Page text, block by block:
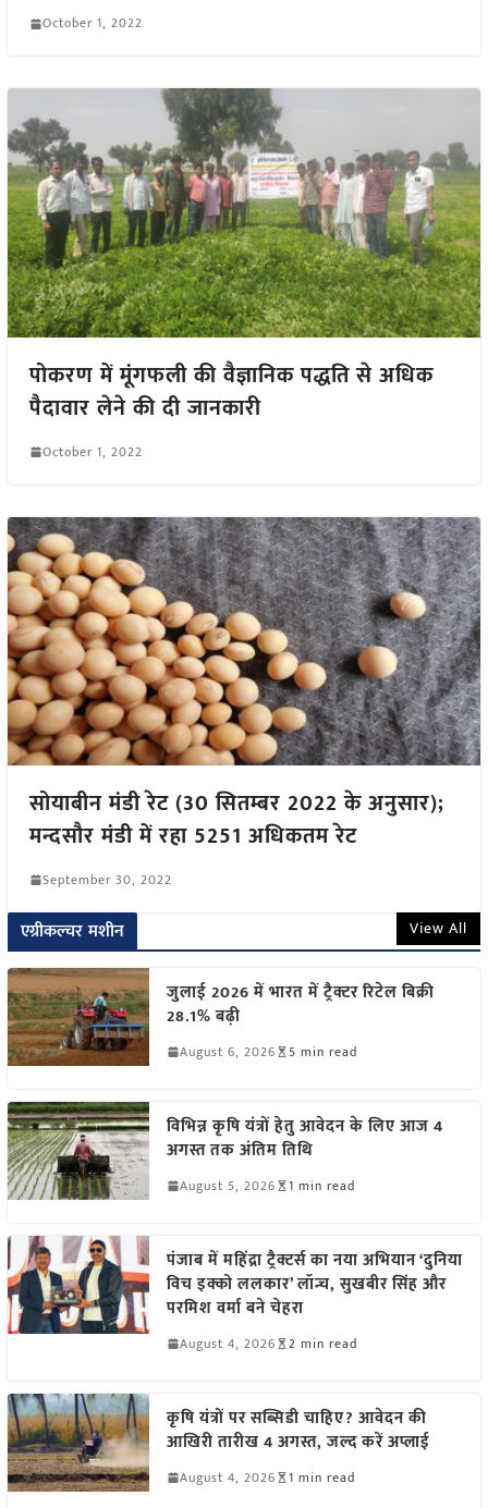
October 1, 2022
पोकरण में मूंगफली की वैज्ञानिक पद्धति से अधिक
पैदावार लेने की दी जानकारी
October 1, 2022
सोयाबीन मंडी रेट (30 सितम्बर 2022 के अनुसार);
मन्दसौर मंडी में रहा 5251 अधिकतम रेट
September 30, 2022
एग्रीकल्चर मशीन View All
जुलाई 2026 में भारत में ट्रैक्टर रिटेल बिक्री
28.1% बढ़ी
August 6, 2026 5 min read
विभिन्न कृषि यंत्रों हेतु आवेदन के लिए आज 4
अगस्त तक अंतिम तिथि
August 5, 2026 1 min read
पंजाब में महिंद्रा ट्रैक्टर्स का नया अभियान ‘दुनिया
विच इक्को ललकार’ लॉन्च, सुखबीर सिंह और
परमिश वर्मा बने चेहरा
August 4, 2026 2 min read
कृषि यंत्रों पर सब्सिडी चाहिए? आवेदन की
आखिरी तारीख 4 अगस्त, जल्द करें अप्लाई
August 4, 2026 1 min read